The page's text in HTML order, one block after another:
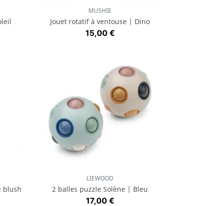
Aperçu rapide
MUSHIE
Jouet rotatif à ventouse | Dino
Prix
15,00 €
blush
Aperçu rapide
LIEWOOD
2 balles puzzle Solène | Bleu
Prix
17,00 €